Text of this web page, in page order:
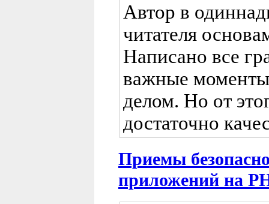
Автор в
читателя
Написано все
важные
делом. Но от
достаточно
Приемы
приложений на